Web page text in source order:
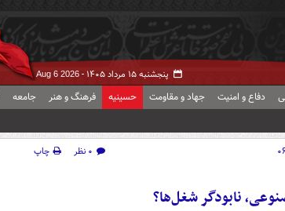
پنجشنبه ۱۵ مرداد ۱۴۰۵ - Aug 6 2026
دفاع و امنیت جهاد و مقاومت حسینیه فرهنگ و هنر جامعه
۰ نظر
چاپ
نابودگر شغل‌ها؟